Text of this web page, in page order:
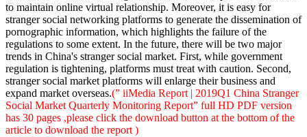
to maintain online virtual relationship. Moreover, it is easy for
stranger social networking platforms to generate the dissemination of
pornographic information, which highlights the failure of the
regulations to some extent. In the future, there will be two major
trends in China's stranger social market. First, while government
regulation is tightening, platforms must treat with caution. Second,
stranger social market platforms will enlarge their business and
expand market overseas.(” iiMedia Report | 2019Q1 China Stranger
Social Market Quarterly Monitoring Report” full HD PDF version
has 30 pages ,please click the download button at the bottom of the
article to download the report )